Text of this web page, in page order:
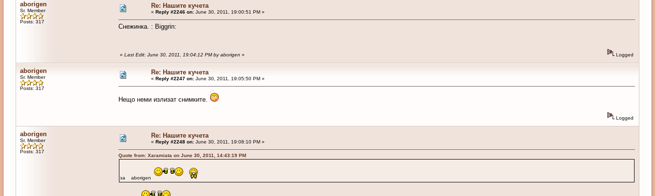
aborigen
Sr. Member
Posts: 317
Re: Нашите кучета
« Reply #2246 on:June 30, 2011, 19:00:51 PM »
Снежинка. : Biggrin:
« Last Edit: June 30, 2011, 19:04:12 PM by aborigen » Logged
aborigen
Sr. Member
Posts: 317
Re: Нашите кучета
« Reply #2247 on:June 30, 2011, 19:05:50 PM »
Нещо неми излизат снимките.
Logged
aborigen
Sr. Member
Posts: 317
Re: Нашите кучета
« Reply #2248 on:June 30, 2011, 19:08:10 PM »
Quote from: Xaramiata on June 30, 2011, 14:43:19 PM
за aborigen